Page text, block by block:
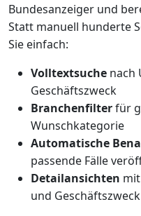
Bundesanzeiger und
Statt manuell hunderte
Sie einfach:
Volltextsuche nach
Geschäftszweck
Branchenfilterfür
Wunschkategorie
Automatische
passende Fälle
Detailansichten
und Geschäftszweck